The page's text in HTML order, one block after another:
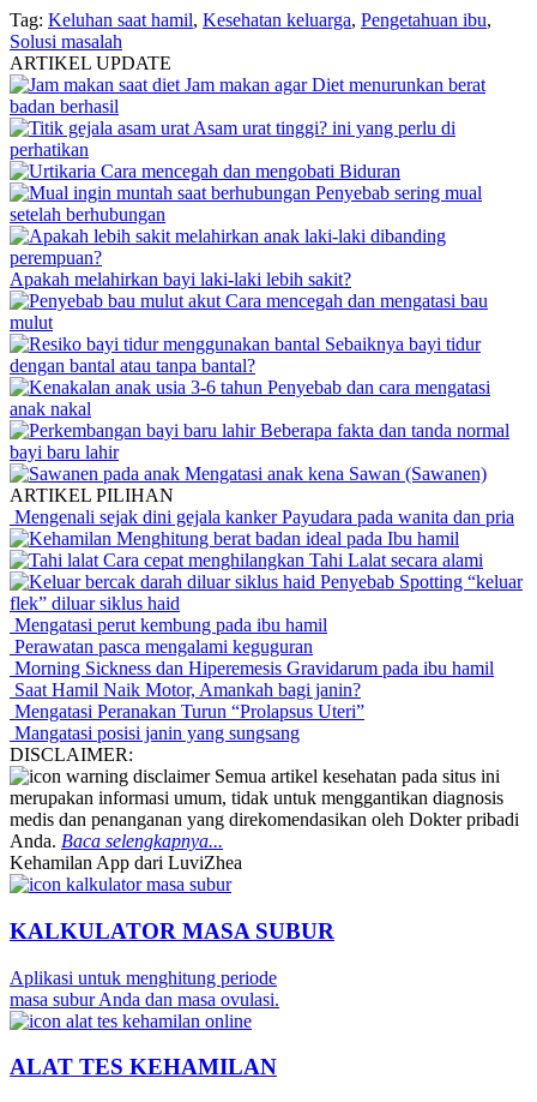
Tag: Keluhan saat hamil, Kesehatan keluarga, Pengetahuan ibu,
Solusi masalah
ARTIKEL UPDATE
Jam makan agar Diet menurunkan berat
badan berhasil
Asam urat tinggi? ini yang perlu di
perhatikan
Cara mencegah dan mengobati Biduran
Penyebab sering mual
setelah berhubungan
Apakah melahirkan bayi laki-laki lebih sakit?
Cara mencegah dan mengatasi bau
mulut
Sebaiknya bayi tidur
dengan bantal atau tanpa bantal?
Penyebab dan cara mengatasi
anak nakal
Beberapa fakta dan tanda normal
bayi baru lahir
Mengatasi anak kena Sawan (Sawanen)
ARTIKEL PILIHAN
Mengenali sejak dini gejala kanker Payudara pada wanita dan pria
Menghitung berat badan ideal pada Ibu hamil
Cara cepat menghilangkan Tahi Lalat secara alami
Penyebab Spotting “keluar
flek” diluar siklus haid
Mengatasi perut kembung pada ibu hamil
Perawatan pasca mengalami keguguran
Morning Sickness dan Hiperemesis Gravidarum pada ibu hamil
Saat Hamil Naik Motor, Amankah bagi janin?
Mengatasi Peranakan Turun “Prolapsus Uteri”
Mangatasi posisi janin yang sungsang
DISCLAIMER:
Semua artikel kesehatan pada situs ini
merupakan informasi umum, tidak untuk menggantikan diagnosis
medis dan penanganan yang direkomendasikan oleh Dokter pribadi
Anda. Baca selengkapnya...
Kehamilan App dari LuviZhea
KALKULATOR MASA SUBUR
Aplikasi untuk menghitung periode
masa subur Anda dan masa ovulasi.
ALAT TES KEHAMILAN